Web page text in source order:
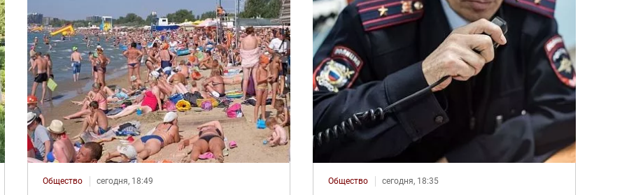
Общество сегодня, 18:49 Общество сегодня, 18:35